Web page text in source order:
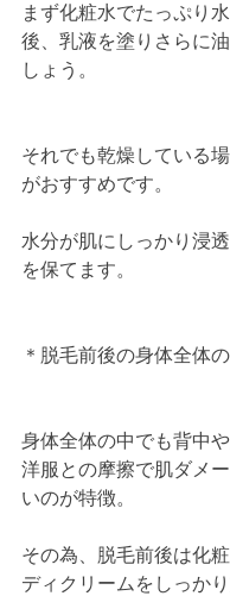
まず化粧水でたっぷり
後、乳液を塗りさらに
しょう。
それでも乾燥している
がおすすめです。
水分が肌にしっかり浸
を保てます。
＊脱毛前後の身体全体
身体全体の中でも背中や
洋服との摩擦で肌ダメ
いのが特徴。
その為、脱毛前後は化
ディクリームをしっかり